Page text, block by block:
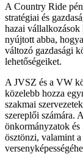
A Country Ride
stratégiai és
hazai
nyújtott abba,
változó gazdasági
lehetőségeiket.
A JVSZ és a VW
közelebb hozza
szakmai
szereplői számára.
önkormányzatok és
ösztönzi, valamint a